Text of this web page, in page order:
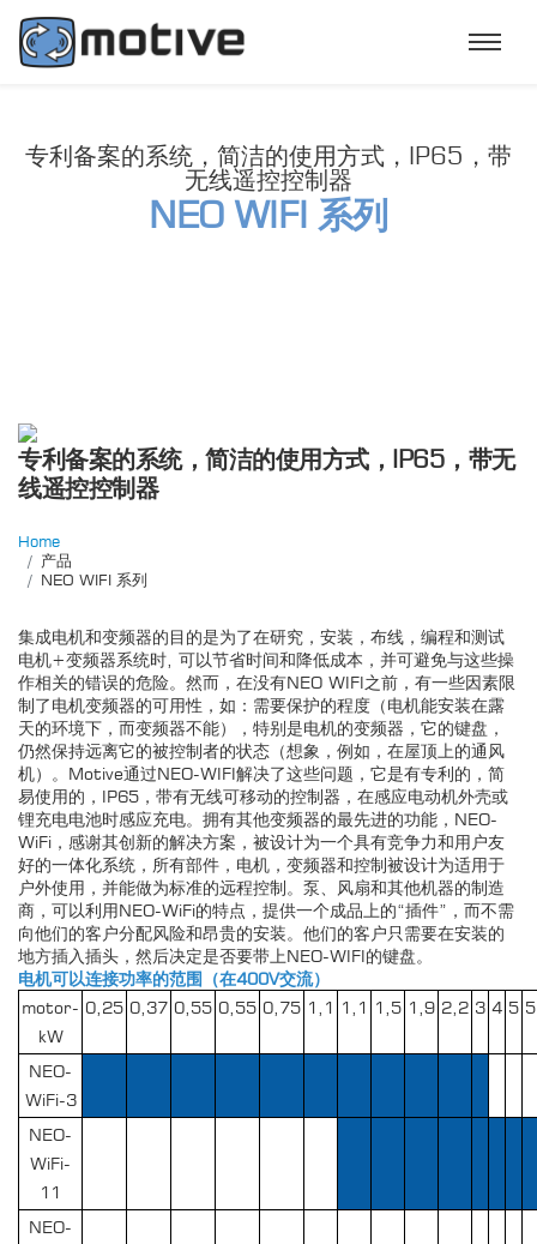
专利备案的系统，简洁的使用方式，IP65，带
无线遥控控制器
NEO WIFI 系列
专利备案的系统，简洁的使用方式，IP65，带无
线遥控控制器
Home
产品
NEO WIFI 系列
集成电机和变频器的目的是为了在研究，安装，布线，编程和测试
电机+变频器系统时, 可以节省时间和降低成本，并可避免与这些操
作相关的错误的危险。然而，在没有NEO WIFI之前，有一些因素限
制了电机变频器的可用性，如：需要保护的程度（电机能安装在露
天的环境下，而变频器不能），特别是电机的变频器，它的键盘，
仍然保持远离它的被控制者的状态（想象，例如，在屋顶上的通风
机）。Motive通过NEO-WIFI解决了这些问题，它是有专利的，简
易使用的，IP65，带有无线可移动的控制器，在感应电动机外壳或
锂充电电池时感应充电。拥有其他变频器的最先进的功能，NEO-
WiFi，感谢其创新的解决方案，被设计为一个具有竞争力和用户友
好的一体化系统，所有部件，电机，变频器和控制被设计为适用于
户外使用，并能做为标准的远程控制。泵、风扇和其他机器的制造
商，可以利用NEO-WiFi的特点，提供一个成品上的“插件”，而不需
向他们的客户分配风险和昂贵的安装。他们的客户只需要在安装的
地方插入插头，然后决定是否要带上NEO-WIFI的键盘。
电机可以连接功率的范围（在400V交流）
motor-
kW
0,25 0,37 0,55 0,55 0,75 1,1 1,1 1,5 1,9 2,2 3 4 5
NEO-
WiFi-3
NEO-
WiFi-
11
NEO-